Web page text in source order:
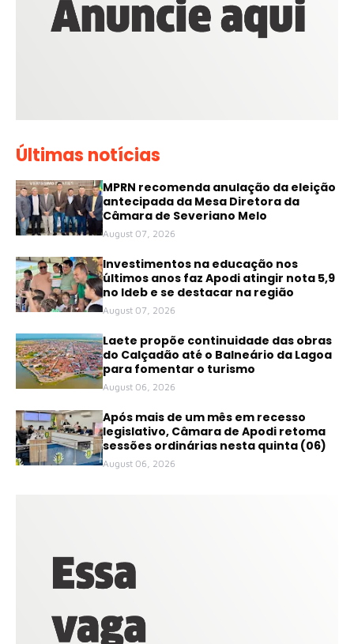
Últimas notícias
MPRN recomenda anulação da eleição
antecipada da Mesa Diretora da
Câmara de Severiano Melo
August 07, 2026
Investimentos na educação nos
últimos anos faz Apodi atingir nota 5,9
no Ideb e se destacar na região
August 07, 2026
Laete propõe continuidade das obras
do Calçadão até o Balneário da Lagoa
para fomentar o turismo
August 06, 2026
Após mais de um mês em recesso
legislativo, Câmara de Apodi retoma
sessões ordinárias nesta quinta (06)
August 06, 2026